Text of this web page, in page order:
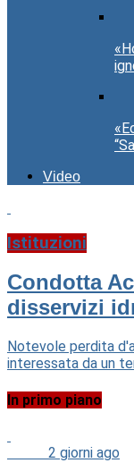
Video
Istituzioni
Condotta
disservizi
Notevole perdita
interessata da un
In primo piano
2 giorni ago